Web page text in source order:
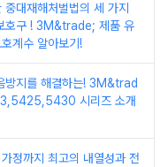
대재해처벌법의 세 가지
호구 ! 3M&trade; 제품 유
계수 알아보기!
방지를 해결하는! 3M&trad
시리즈 소개
정까지 최고의 내열성과 전